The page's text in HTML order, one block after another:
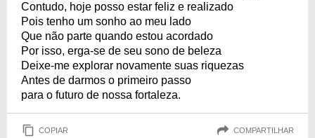
Contudo, hoje posso estar feliz e realizado
Pois tenho um sonho ao meu lado
Que não parte quando estou acordado
Por isso, erga-se de seu sono de beleza
Deixe-me explorar novamente suas riquezas
Antes de darmos o primeiro passo
para o futuro de nossa fortaleza.
COPIAR COMPARTILHAR